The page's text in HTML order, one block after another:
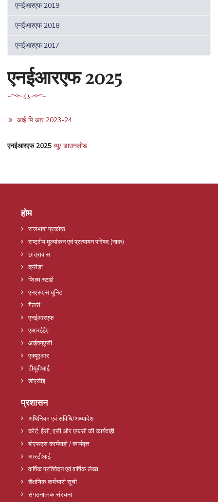
एनईआरएफ 2019
एनईआरएफ 2018
एनईआरएफ 2017
एनईआरएफ 2025
आई पि आर 2023-24
एनईआरएफ 2025 व्यू/ डाउनलोड
होम
राजभाषा प्रकोष्ठ
राष्ट्रीय मूल्यांकन एवं प्रत्यायन परिषद (नाक)
छात्रावास
क्रीड़ा
फिल्म स्टडी
एनएसएस यूनिट
गैलरी
एनईआरएफ
एआरईईए
आईक्यूएसी
एक्यूएआर
टीयूबीआई
डीएसीइ
प्रशासन
अधिनियम एवं संविधि/अध्यादेश
कोर्ट, ईसी, एसी और एफसी की कार्यवाही
बीएफएस कार्यवाही / कार्यवृत्त
आरटीआई
वार्षिक प्रतिवेदन एवं वार्षिक लेखा
शैक्षणिक कर्मचारी सूची
संगठनात्मक संरचना